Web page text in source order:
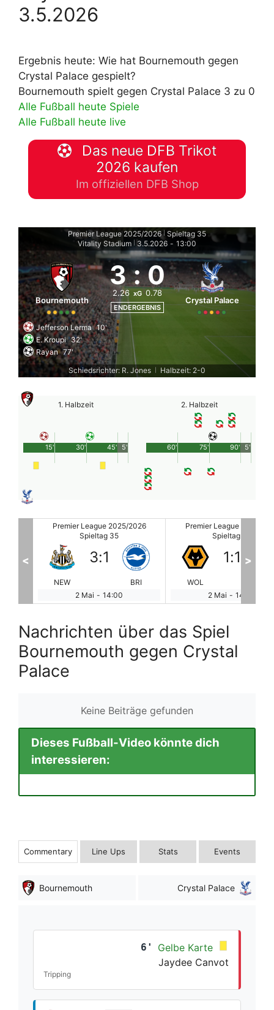
3.5.2026
Ergebnis heute: Wie hat Bournemouth gegen
Crystal Palace gespielt?
Bournemouth spielt gegen Crystal Palace 3 zu 0
Alle Fußball heute Spiele
Alle Fußball heute live
Das neue DFB Trikot
2026 kaufen
Im offiziellen DFB Shop
Premier League 2025/2026 Spieltag 35
Vitality Stadium
3.5.2026 - 13:00
Bournemouth
3 :0
2.26 xG 0.78
ENDERGEBNIS
Crystal Palace
Jefferson Lerma 10'
E. Kroupi 32'
Rayan 77'
Schiedsrichter: R. Jones
Halbzeit: 2-0
1. Halbzeit
45'
15' 30' 5'
2. Halbzeit
90'
60' 75' 5'
Premier League 2025/2026
Spieltag 35
WOL
1:1
SUN
2 Mai - 14:00
Premier League 2025/
Spieltag 35
BRE
3:0
2 Mai - 14:00
< >
Nachrichten über das Spiel
Bournemouth gegen Crystal
Palace
Keine Beiträge gefunden
Dieses Fußball-Video könnte dich
interessieren:
Commentary Line Ups Stats Events
Bournemouth Crystal Palace
6'
Gelbe Karte
Jaydee Canvot
Tripping